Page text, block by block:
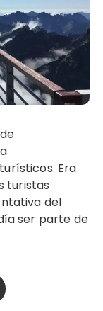
Era
turistas
del
ser parte de